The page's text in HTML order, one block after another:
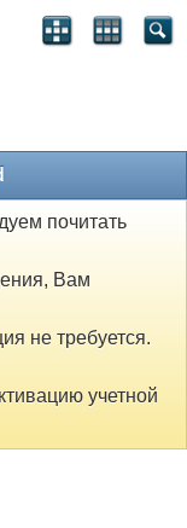
почитать
Вам
не требуется.
учетной